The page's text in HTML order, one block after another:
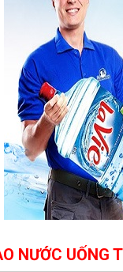
NƯỚC UỐNG